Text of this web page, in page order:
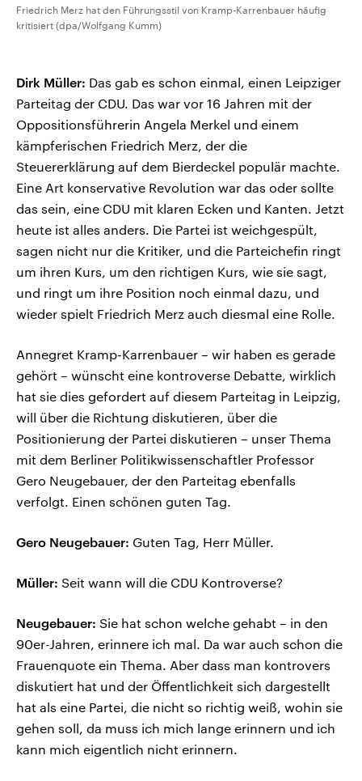
Friedrich Merz hat den Führungsstil von Kramp-Karrenbauer häufig
kritisiert (dpa/Wolfgang Kumm)
Dirk Müller: Das gab es schon einmal, einen Leipziger
Parteitag der CDU. Das war vor 16 Jahren mit der
Oppositionsführerin Angela Merkel und einem
kämpferischen Friedrich Merz, der die
Steuererklärung auf dem Bierdeckel populär machte.
Eine Art konservative Revolution war das oder sollte
das sein, eine CDU mit klaren Ecken und Kanten. Jetzt
heute ist alles anders. Die Partei ist weichgespült,
sagen nicht nur die Kritiker, und die Parteichefin ringt
um ihren Kurs, um den richtigen Kurs, wie sie sagt,
und ringt um ihre Position noch einmal dazu, und
wieder spielt Friedrich Merz auch diesmal eine Rolle.
Annegret Kramp-Karrenbauer – wir haben es gerade
gehört – wünscht eine kontroverse Debatte, wirklich
hat sie dies gefordert auf diesem Parteitag in Leipzig,
will über die Richtung diskutieren, über die
Positionierung der Partei diskutieren – unser Thema
mit dem Berliner Politikwissenschaftler Professor
Gero Neugebauer, der den Parteitag ebenfalls
verfolgt. Einen schönen guten Tag.
Gero Neugebauer: Guten Tag, Herr Müller.
Müller: Seit wann will die CDU Kontroverse?
Neugebauer: Sie hat schon welche gehabt – in den
90er-Jahren, erinnere ich mal. Da war auch schon die
Frauenquote ein Thema. Aber dass man kontrovers
diskutiert hat und der Öffentlichkeit sich dargestellt
hat als eine Partei, die nicht so richtig weiß, wohin sie
gehen soll, da muss ich mich lange erinnern und ich
kann mich eigentlich nicht erinnern.